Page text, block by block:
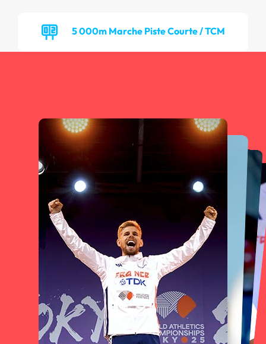
5 000m Marche Piste Courte / TCM